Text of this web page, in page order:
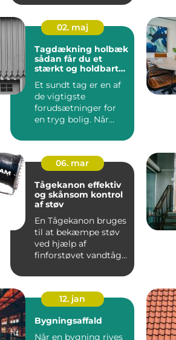
virksomheder i
Nyborg er d...
02. maj
Tagdækning holbæk
sådan får du et
stærkt og holdbart
Et sundt tag er en af
de vigtigste
forudsætninger for
en tryg bolig. Når
fugt f...
06. mar
Tågekanon effektiv
og skånsom kontrol
af støv
En Tågekanon bruges
til at bekæmpe støv
ved hjælp af
finforstøvet vandtåge.
ud s...
12. jan
Bygningsaffald
Når en bygning rives